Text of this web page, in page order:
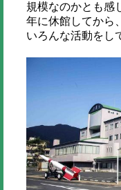
規模なのかとも感
年に休館してから
いろんな活動をし